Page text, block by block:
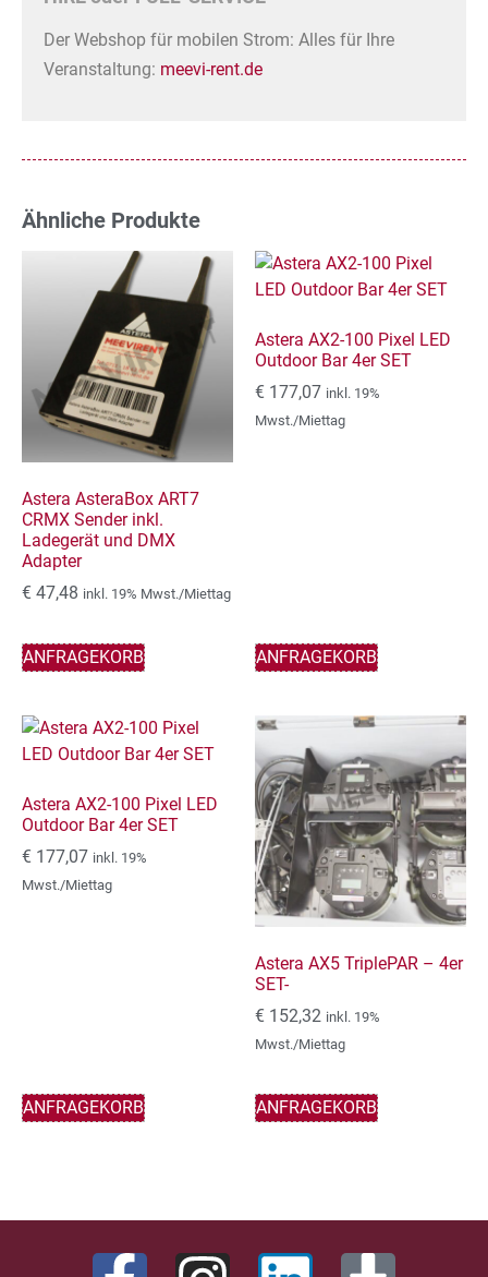
Der Webshop für mobilen Strom: Alles für Ihre
Veranstaltung: meevi-rent.de
Ähnliche Produkte
Astera AsteraBox ART7
CRMX Sender inkl.
Ladegerät und DMX
Adapter
€ 47,48 inkl. 19% Mwst./Miettag
ANFRAGEKORB
Astera AX2-100 Pixel LED
Outdoor Bar 4er SET
€ 177,07 inkl. 19%
Mwst./Miettag
ANFRAGEKORB
Astera AX2-100 Pixel LED
Outdoor Bar 4er SET
€ 177,07 inkl. 19%
Mwst./Miettag
ANFRAGEKORB
Astera AX5 TriplePAR – 4er
SET-
€ 152,32 inkl. 19%
Mwst./Miettag
ANFRAGEKORB